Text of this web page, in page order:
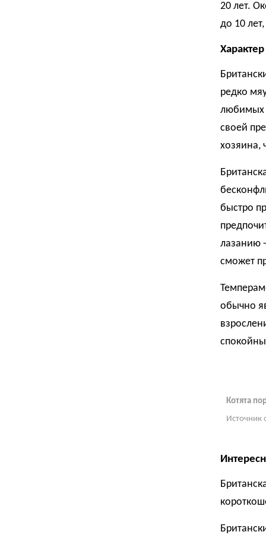
20 лет.
до 10
редко
любимых
своей
хозяина,
быстро
лазанию
сможет
обычно
Котята
Источник